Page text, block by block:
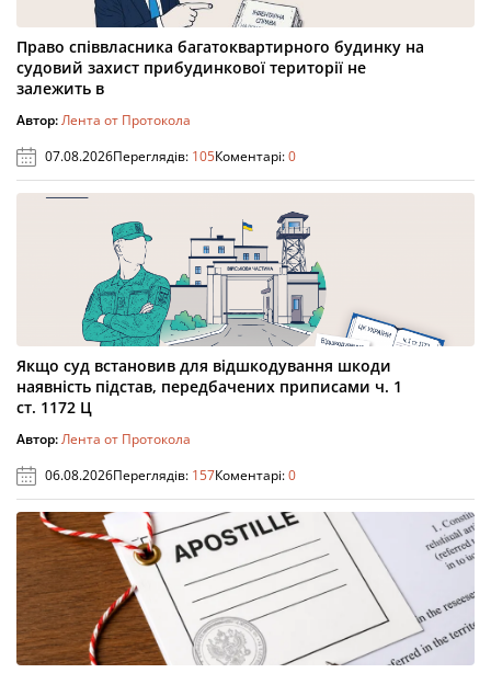
Право співвласника багатоквартирного будинку на
судовий захист прибудинкової території не
залежить в
Автор:Лента от Протокола
07.08.2026Переглядів: 105Коментарі:0
Якщо суд встановив для відшкодування шкоди
наявність підстав, передбачених приписами ч. 1
ст. 1172 Ц
Автор:Лента от Протокола
06.08.2026Переглядів: 157Коментарі:0